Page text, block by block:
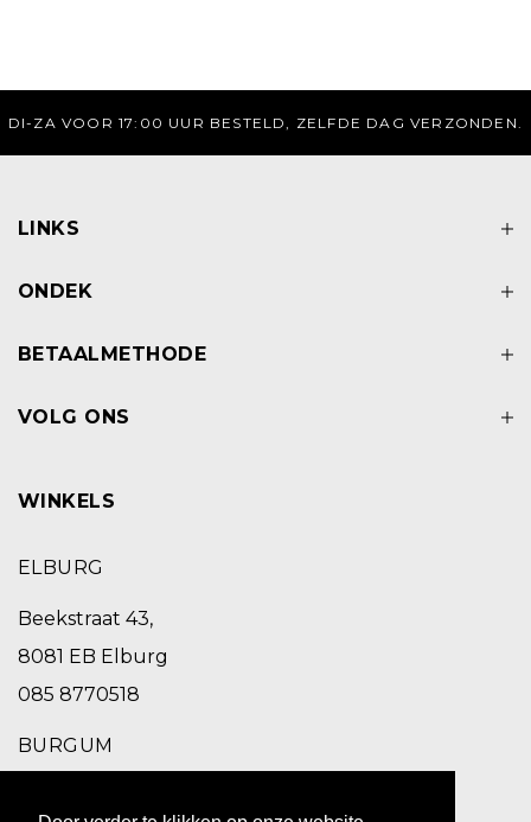
ZELFDE DAG VERZONDEN. GRATIS
LINKS
ONDEK
BETAALMETHODE
VOLG ONS
WINKELS
ELBURG
Beekstraat 43,
8081 EB Elburg
085 8770518
BURGUM